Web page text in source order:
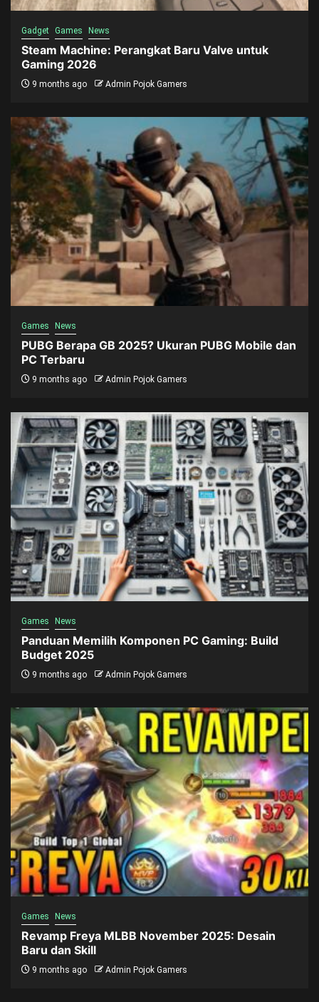
Gadget Games News
Steam Machine: Perangkat Baru Valve untuk
Gaming 2026
9 months ago Admin Pojok Gamers
Games News
PUBG Berapa GB 2025? Ukuran PUBG Mobile dan
PC Terbaru
9 months ago Admin Pojok Gamers
Games News
Panduan Memilih Komponen PC Gaming: Build
Budget 2025
9 months ago Admin Pojok Gamers
Games News
Revamp Freya MLBB November 2025: Desain
Baru dan Skill
9 months ago Admin Pojok Gamers